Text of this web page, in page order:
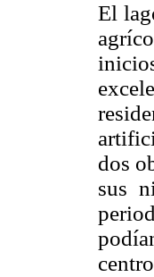
El
dos
sus